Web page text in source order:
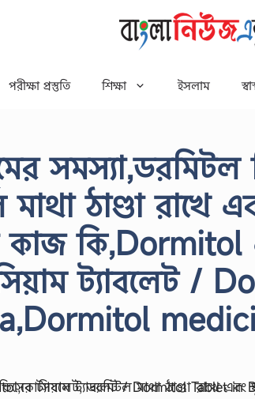
পরীক্ষা প্রস্তুতি শিক্ষা ইসলাম
সমস্যা,ডরমিটল
ঠাণ্ডা রাখে
ট্যাবলেট /